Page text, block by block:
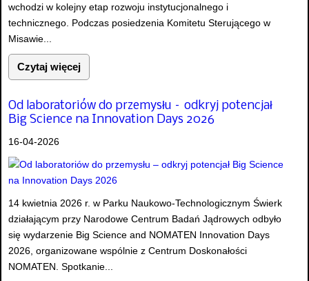
wchodzi w kolejny etap rozwoju instytucjonalnego i
technicznego. Podczas posiedzenia Komitetu Sterującego w
Misawie...
Czytaj więcej
Od laboratoriów do przemysłu – odkryj potencjał
Big Science na Innovation Days 2026
16-04-2026
14 kwietnia 2026 r. w Parku Naukowo-Technologicznym Świerk
działającym przy Narodowe Centrum Badań Jądrowych odbyło
się wydarzenie Big Science and NOMATEN Innovation Days
2026, organizowane wspólnie z Centrum Doskonałości
NOMATEN. Spotkanie...